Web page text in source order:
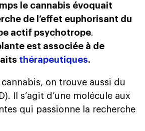
le cannabis évoquait
de l’effet euphorisant du
actif psychotrope.
est associée à de
thérapeutiques.
on trouve aussi du
Il s’agit d’une molécule aux
qui passionne la recherche